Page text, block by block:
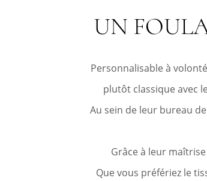
UN
Personnalisable à
plutôt classique avec
Au sein de leur bureau
Grâce à leur
Que vous préfériez le